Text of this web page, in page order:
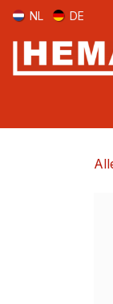
Overslaan naar
NL DE